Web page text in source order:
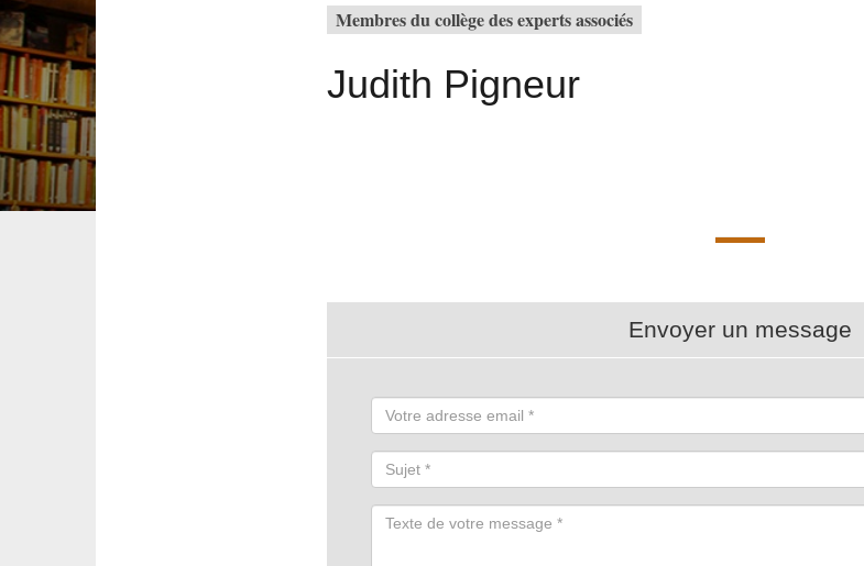
Membres du collège des experts associés
Judith Pigneur
Envoyer un message